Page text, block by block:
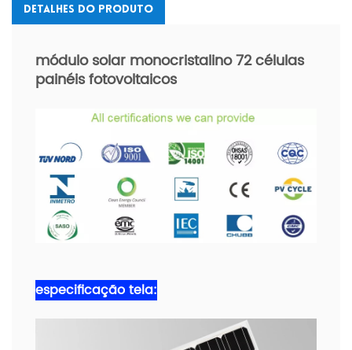
Detalhes Do Produto
módulo solar monocristalino 72 células
painéis fotovoltaicos
especificaçãotela: